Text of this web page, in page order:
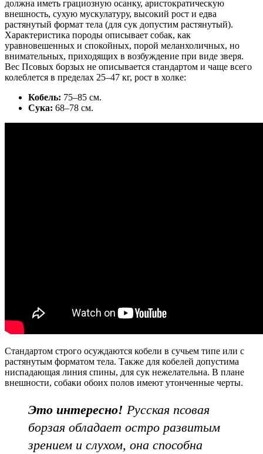
должна иметь грациозную осанку, аристократическую
внешность, сухую мускулатуру, высокий рост и едва
растянутый формат тела (для сук допустим растянутый).
Характеристика породы описывает собак, как
уравновешенных и спокойных, порой меланхоличных, но
внимательных, приходящих в возбуждение при виде зверя.
Вес Псовых борзых не описывается стандартом и чаще всего
колеблется в пределах 25–47 кг, рост в холке:
Кобель: 75–85 см.
Сука: 68–78 см.
Стандартом строго осуждаются кобели в сучьем типе или с
растянутым форматом тела. Также для кобелей допустима
ниспадающая линия спины, для сук нежелательна. В плане
внешности, собаки обоих полов имеют утонченные черты.
Это интересно! Русская псовая
борзая обладает остро развитым
зрением и слухом, она способна